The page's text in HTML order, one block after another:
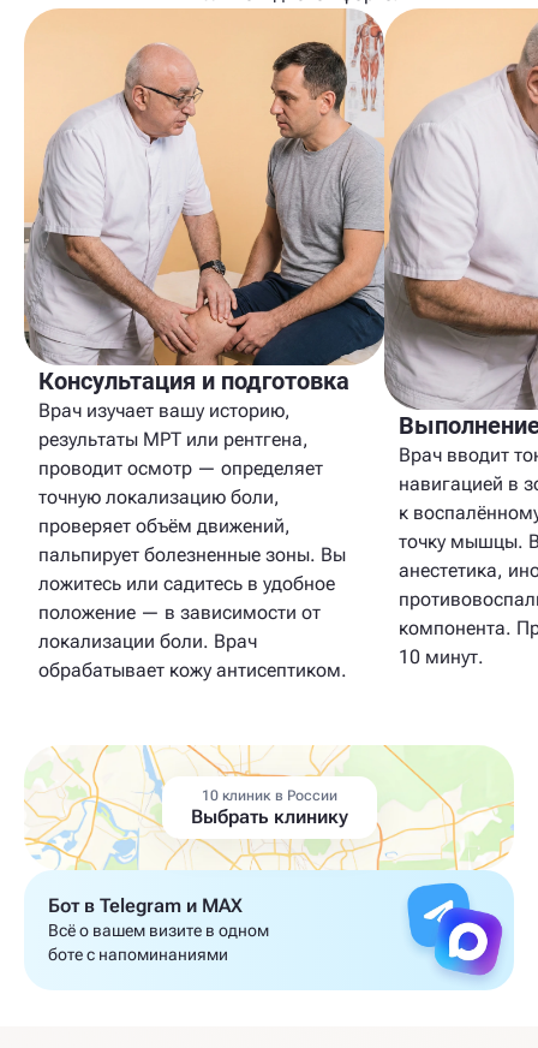
Консультация и подготовка
Врач изучает вашу историю,
результаты МРТ или рентгена,
проводит осмотр — определяет
точную локализацию боли,
проверяет объём движений,
пальпирует болезненные зоны. Вы
ложитесь или садитесь в удобное
положение — в зависимости от
локализации боли. Врач
обрабатывает кожу антисептиком.
Врач вводит
навигацией в
к
точку мышцы.
анестетика,
компонента.
10 минут.
10 клиник в России
Выбрать клинику
Бот в Telegram и MAX
Всё о вашем визите в одном
боте с напоминаниями